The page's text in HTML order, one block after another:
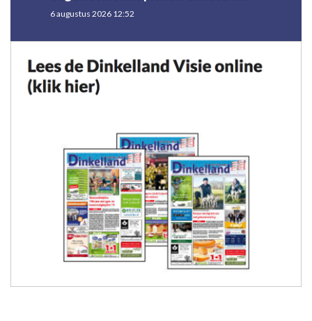
6 augustus 2026 12:52